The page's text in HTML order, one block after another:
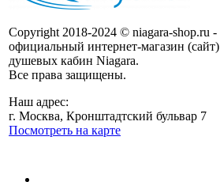
Copyright 2018-2024 © niagara-shop.ru -
официальный интернет-магазин (сайт)
душевых кабин Niagara.
Все права защищены.
Наш адрес:
г. Москва, Кронштадтский бульвар 7
Посмотреть на карте